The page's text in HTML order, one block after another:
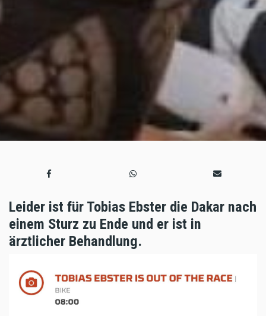
Leider ist für Tobias Ebster die Dakar nach
einem Sturz zu Ende und er ist in
ärztlicher Behandlung.